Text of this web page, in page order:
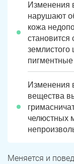
Изменения
нарушают
кожа
становится
землистого
пигментные
Изменения
вещества
челюстных
Меняется и